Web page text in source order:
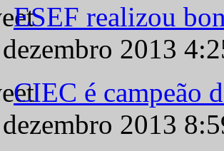
ESEF realizou
2013
CIEC é campeão
2013